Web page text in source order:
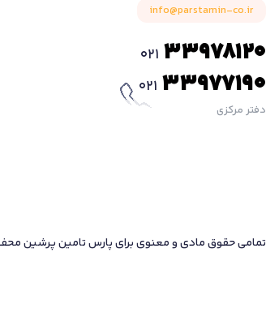
info@parstamin-co.ir
021 33978120
021 33977190
دفتر مرکزی
تمامی حقوق مادی و معنوی برای پارس تامین پرشین